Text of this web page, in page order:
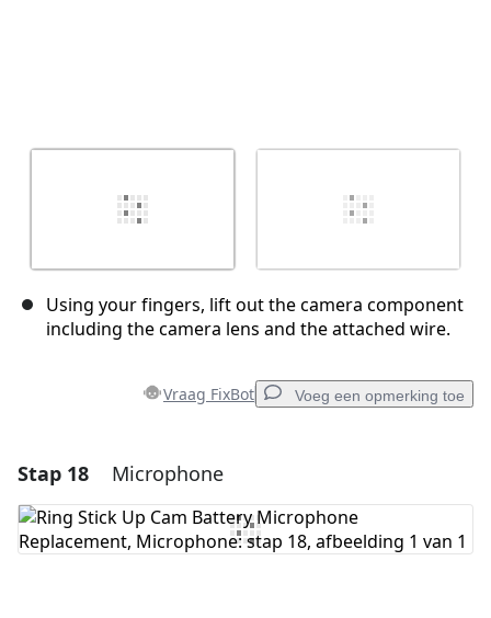
Using your fingers, lift out the camera component
including the camera lens and the attached wire.
Vraag FixBot Voeg een opmerking toe
Voeg een opmerking toe
Voeg opmerking toe
Stap 18 Microphone